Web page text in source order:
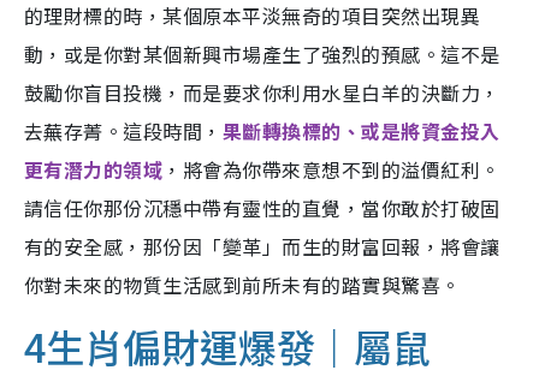
的理財標的時，某個原本平淡無奇的項目突然出現異
動，或是你對某個新興市場產生了強烈的預感。這不是
鼓勵你盲目投機，而是要求你利用水星白羊的決斷力，
去蕪存菁。這段時間， 果斷轉換標的、或是將資金投入
更有潛力的領域 ，將會為你帶來意想不到的溢價紅利。
請信任你那份沉穩中帶有靈性的直覺，當你敢於打破固
有的安全感，那份因「變革」而生的財富回報，將會讓
你對未來的物質生活感到前所未有的踏實與驚喜。
4生肖偏財運爆發｜屬鼠